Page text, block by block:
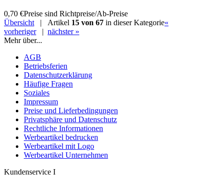
0,70 €Preise sind Richtpreise/Ab-Preise
Übersicht | Artikel 15 von 67 in dieser Kategorie«
vorheriger| nächster »
Mehr über...
AGB
Betriebsferien
Datenschutzerklärung
Häufige Fragen
Soziales
Impressum
Preise und Lieferbedingungen
Privatsphäre und Datenschutz
Rechtliche Informationen
Werbeartikel bedrucken
Werbeartikel mit Logo
Werbeartikel Unternehmen
Kundenservice I